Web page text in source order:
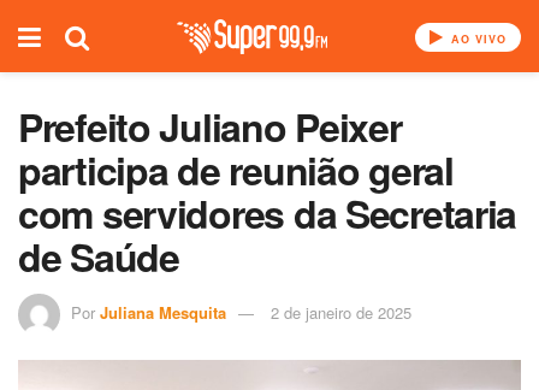
AO VIVO
Prefeito Juliano Peixer
participa de reunião geral
com servidores da Secretaria
de Saúde
Por Juliana Mesquita 2 de janeiro de 2025